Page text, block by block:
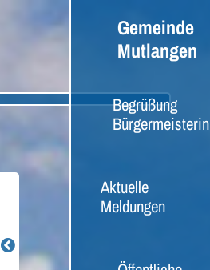
Gemeinde
Mutlangen
Begrüßung
Bürgermeisterin
Aktuelle
Meldungen